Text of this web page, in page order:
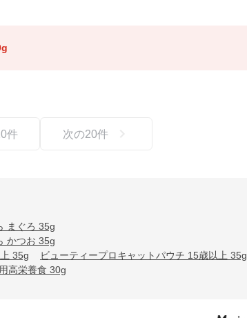
件 次の20件
まぐろ 35g
かつお 35g
35g
ビューティープロキャットパウチ 15歳以上 35g
高栄養食 30g